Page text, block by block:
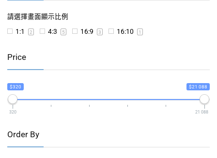
請選擇畫面顯示比例
1:1
2 4:3 5 16:9 3 16:10 1
Price
$320 $21 088
320 21 088
Order By